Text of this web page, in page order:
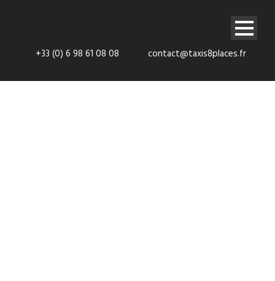
+33 (0) 6 98 61 08 08 contact@taxis8places.fr